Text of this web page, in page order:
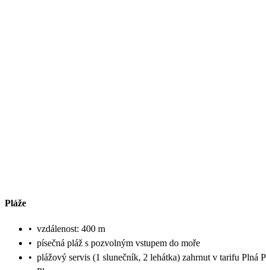
Pláže
• vzdálenost: 400 m
• písečná pláž s pozvolným vstupem do moře
• plážový servis (1 slunečník, 2 lehátka) zahrnut v tarifu Plná